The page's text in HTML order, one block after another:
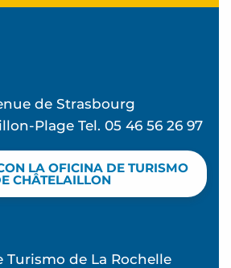
de Strasbourg
Plage Tel. 05 46 56 26 97
LA OFICINA DE TURISMO
CHÂTELAILLON
Turismo de La Rochelle